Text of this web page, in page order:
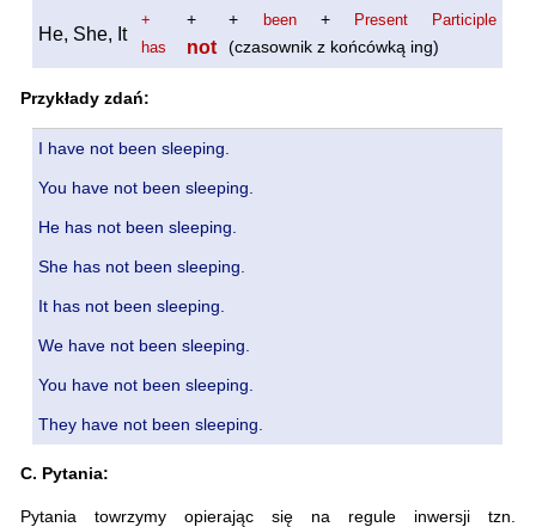
He, She, It
+
has
+
not
+ been+ Present Participle
(czasownik z końcówką ing)
Przykłady zdań:
I have not been sleeping.
You have not been sleeping.
He has not been sleeping.
She has not been sleeping.
It has not been sleeping.
We have not been sleeping.
You have not been sleeping.
They have not been sleeping.
C. Pytania:
Pytania towrzymy opierając się na regule inwersji tzn.